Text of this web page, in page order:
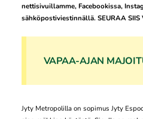
nettisivuillamme, Facebookissa,
sähköpostiviestinnällä.SEURAA SIIS
VAPAA-AJAN
Jyty Metropolilla on sopimus Jyty